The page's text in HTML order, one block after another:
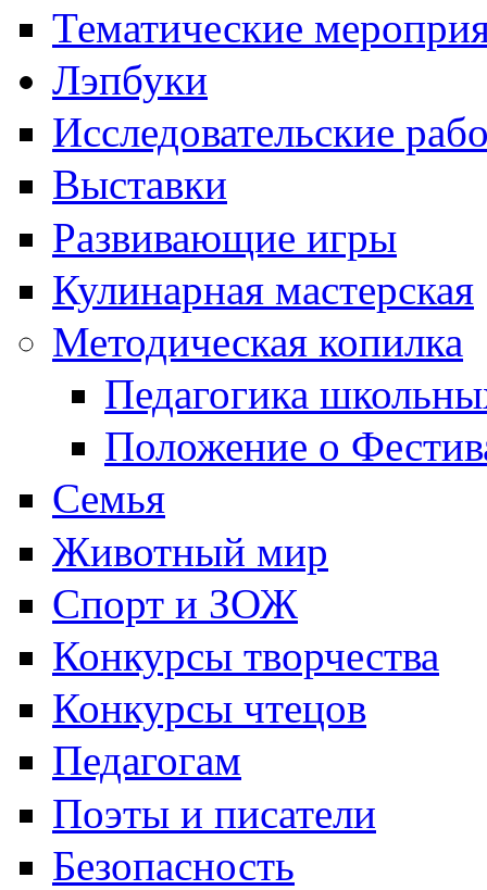
Тематические
Лэпбуки
Исследовательские
Выставки
Развивающие игры
Кулинарная мастерская
Методическая копилка
Педагогика
Положение о
Семья
Животный мир
Спорт и ЗОЖ
Конкурсы творчества
Конкурсы чтецов
Педагогам
Поэты и писатели
Безопасность